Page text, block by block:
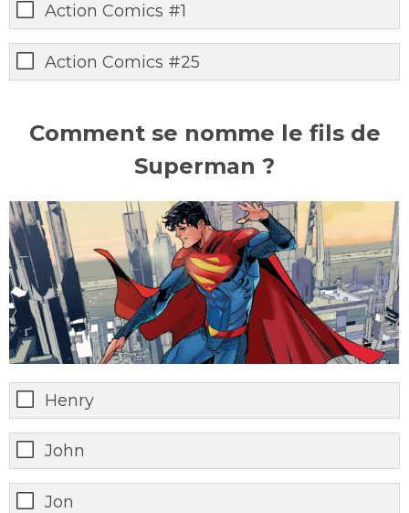
Action Comics #1
Action Comics #25
Comment se nomme le fils de
Superman ?
Henry
John
Jon